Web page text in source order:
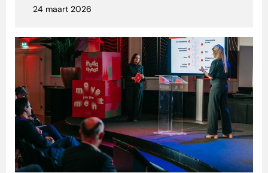
24 maart 2026